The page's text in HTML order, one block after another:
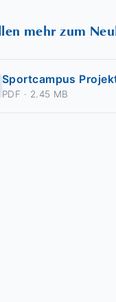
mehr zum
Sportcampus
PDF · 2.45 MB